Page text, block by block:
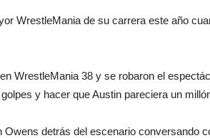
WrestleMania de su carrera este año
WrestleMania 38 y se robaron el
y hacer que Austin pareciera un
detrás del escenario conversando